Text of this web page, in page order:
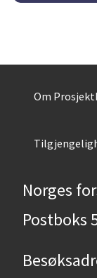
Om
Norges
Postboks